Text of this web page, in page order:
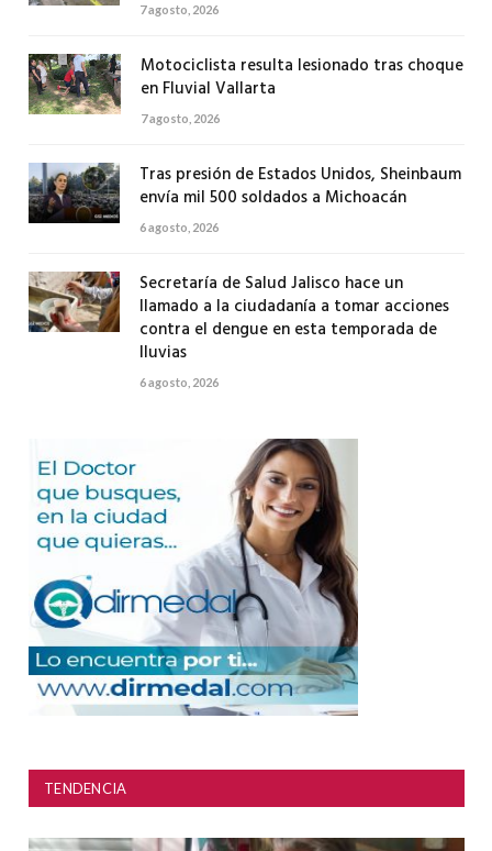
7 agosto, 2026
Motociclista resulta lesionado tras choque
en Fluvial Vallarta
7 agosto, 2026
Tras presión de Estados Unidos, Sheinbaum
envía mil 500 soldados a Michoacán
6 agosto, 2026
Secretaría de Salud Jalisco hace un
llamado a la ciudadanía a tomar acciones
contra el dengue en esta temporada de
lluvias
6 agosto, 2026
TENDENCIA